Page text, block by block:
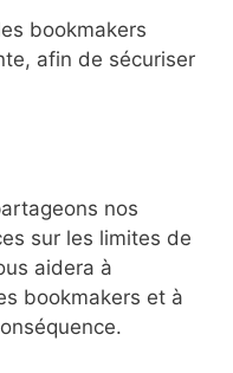
bookmakers
afin de sécuriser
nos
sur les limites de
aidera à
bookmakers et à